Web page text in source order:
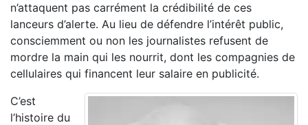
n’attaquent pas carrément la crédibilité de ces
lanceurs d’alerte. Au lieu de défendre l’intérêt public,
consciemment ou non les journalistes refusent de
mordre la main qui les nourrit, dont les compagnies de
cellulaires qui financent leur salaire en publicité.
C’est
l’histoire du